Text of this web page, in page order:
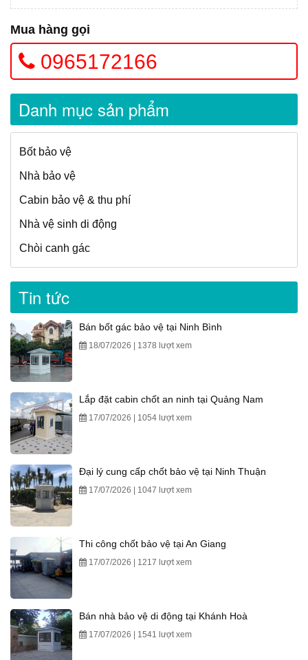
Mua hàng gọi
0965172166
Danh mục sản phẩm
Bốt bảo vệ
Nhà bảo vệ
Cabin bảo vệ & thu phí
Nhà vệ sinh di động
Chòi canh gác
Tin tức
Bán bốt gác bảo vệ tại Ninh Bình
18/07/2026 | 1378 lượt xem
Lắp đặt cabin chốt an ninh tại Quảng Nam
17/07/2026 | 1054 lượt xem
Đại lý cung cấp chốt bảo vệ tại Ninh Thuận
17/07/2026 | 1047 lượt xem
Thi công chốt bảo vệ tại An Giang
17/07/2026 | 1217 lượt xem
Bán nhà bảo vệ di động tại Khánh Hoà
17/07/2026 | 1541 lượt xem